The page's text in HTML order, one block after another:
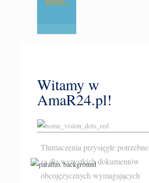
Witamy w
AmaR24.pl!
Tłumaczenia przysięgłe potrzebne
są dla wszystkich dokumentów
obcojęzycznych wymagających